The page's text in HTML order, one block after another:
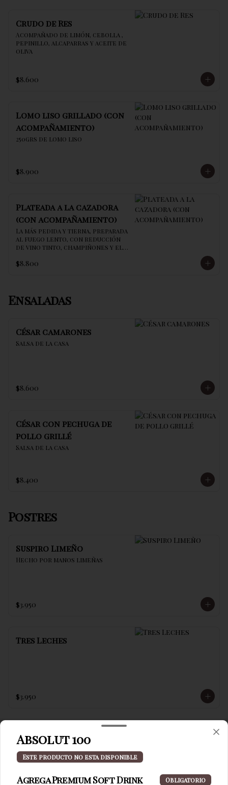
Crudo de Res
Acompañado de limón, cebolla ,
pepinillo, alcaparras y aceite de
oliva
$8.600
Lomo liso grillado (con
acompañamiento)
250grs de lomo liso
$8.900
Plateada a la cazadora
(con acompañamiento)
La más pedida y tierna, preparada
al fuego lento, con reducción
de vino tinto, champiñones y el
$8.800
Ensaladas
César camarones
Salsa de la casa
$8.600
César con pechuga de
pollo grillé
Salsa de la casa
$8.400
Postres
Suspiro Limeño
Hecho por manos limeñas
$3.950
Tres Leches
$3.950
Términos y condiciones
Absolut 100
Este producto no esta disponible
Agrega Premium Soft Drink Obligatorio